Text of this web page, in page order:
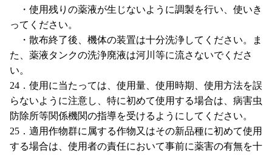
・使用残りの薬液が生じないように調製を行い、使いき
ってください。
・散布終了後、機体の装置は十分洗浄してください。ま
た、薬液タンクの洗浄廃液は河川等に流さないでくださ
い。
24．使用に当たっては、使用量、使用時期、使用方法を誤
らないように注意し、特に初めて使用する場合は、病害虫
防除所等関係機関の指導を受けるようにしてください。
25．適用作物群に属する作物又はその新品種に初めて使用
する場合は、使用者の責任において事前に薬害の有無を十